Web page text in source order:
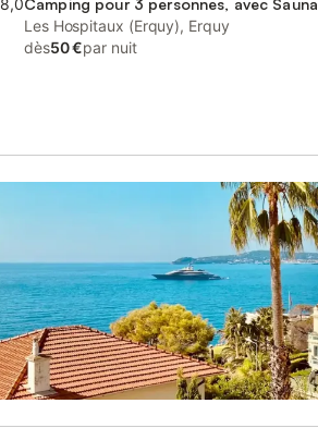
8,0Camping pour 3 personnes, avec Sauna
Les Hospitaux (Erquy), Erquy
dès50 €par nuit